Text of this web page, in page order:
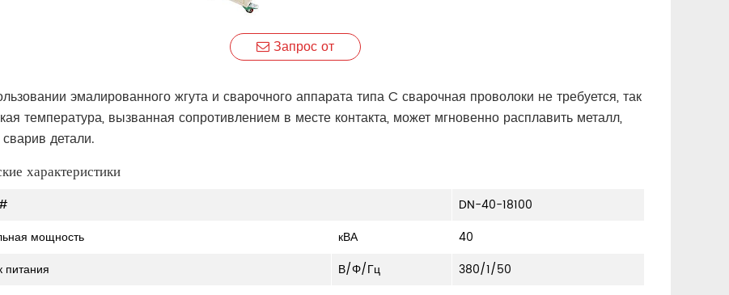
Запрос от
эмалированного жгута и сварочного аппарата типа C сварочная проволоки не требуется, так
температура, вызванная сопротивлением в месте контакта, может мгновенно расплавить металл,
детали.
характеристики
DN-40-18100
мощность
кВА
40
питания
В/Φ/Гц
380/1/50